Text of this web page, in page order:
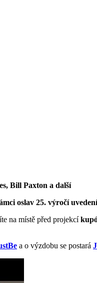
Bill Paxton a další
oslav 25. výročí
na místě před projekcí
a o výzdobu se postará